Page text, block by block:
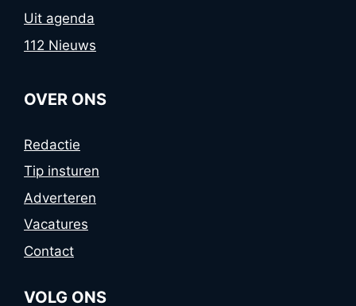
Uit agenda
112 Nieuws
OVER ONS
Redactie
Tip insturen
Adverteren
Vacatures
Contact
VOLG ONS